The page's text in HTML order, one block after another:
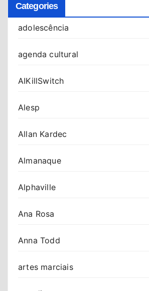
Categories
adolescência
agenda cultural
AIKillSwitch
Alesp
Allan Kardec
Almanaque
Alphaville
Ana Rosa
Anna Todd
artes marciais